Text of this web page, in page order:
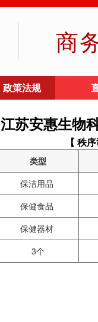
商
政策法规
江苏安惠生物
【 秩
类型
保洁用品
保健食品
保健器材
3个